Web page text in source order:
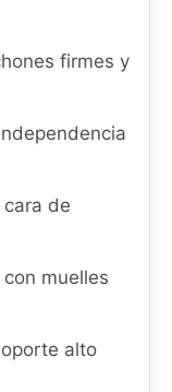
firmes y
de
muelles
alto